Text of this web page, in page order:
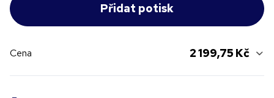
Cena 2 199,75 Kč